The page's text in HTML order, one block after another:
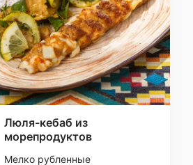
Люля-кебаб из
морепродуктов
Мелко рубленные